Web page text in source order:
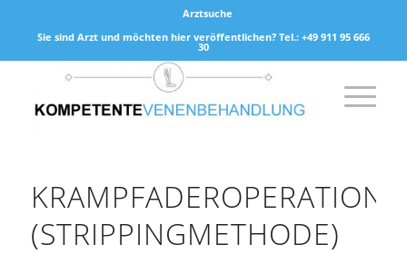
Arztsuche
Sie sind Arzt und möchten hier veröffentlichen? Tel.: +49 911 95 666
30
KRAMPFADEROPERATION
(STRIPPINGMETHODE)